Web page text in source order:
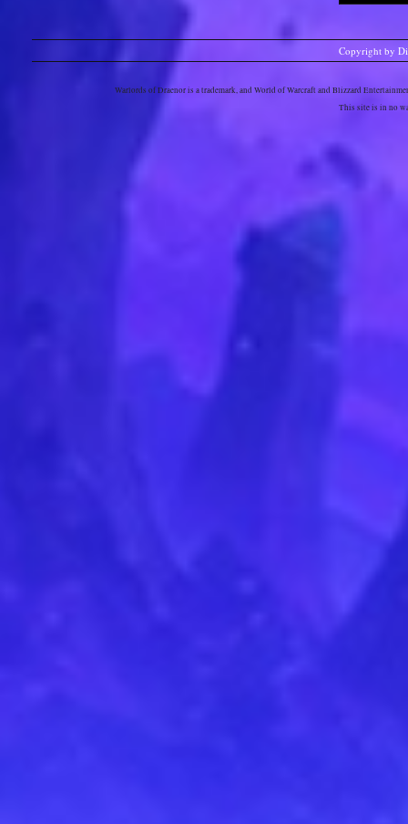
Copyright by
Warlords of Draenor is a trademark, and World of Warcraft and Blizzard
This site is in no